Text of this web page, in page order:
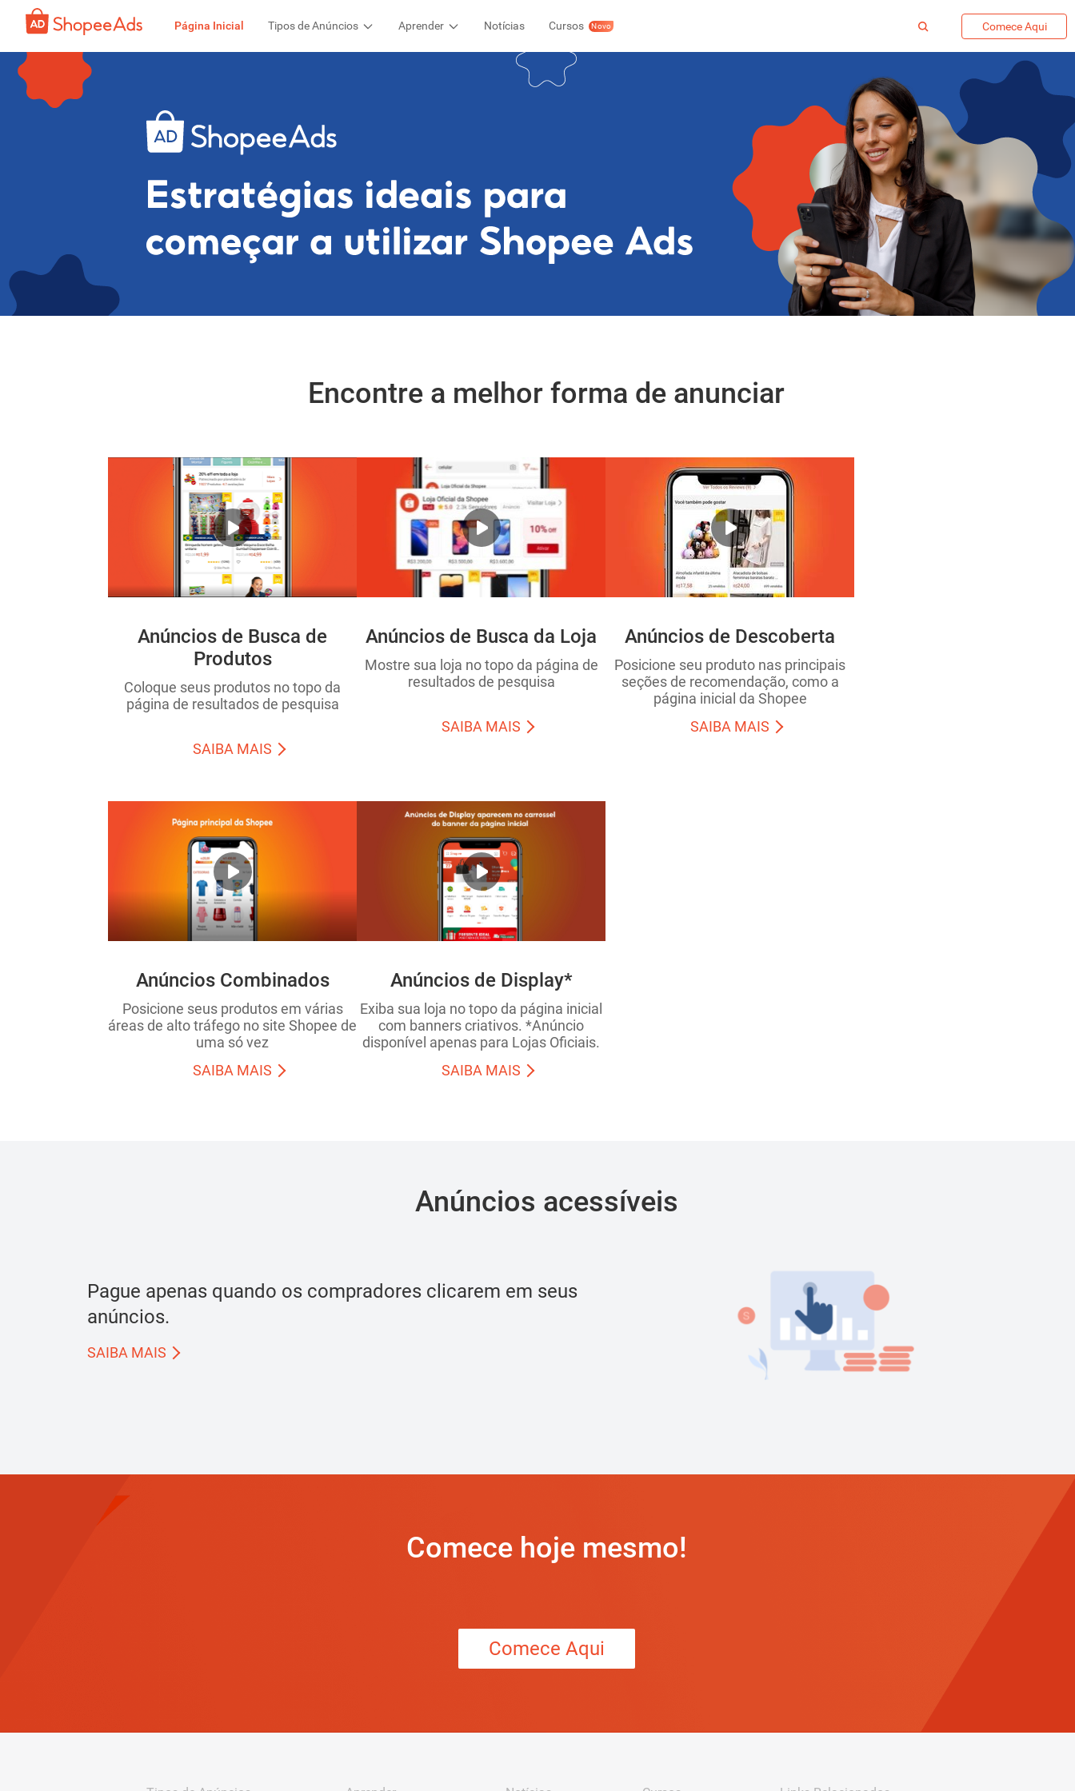
Página Inicial Tipos de Anúncios Aprender Notícias Cursos Novo Comece Aqui
Encontre a melhor forma de anunciar
Anúncios de Busca de
Produtos
Coloque seus produtos no topo da
página de resultados de pesquisa
SAIBA MAIS
Anúncios de Busca da Loja
Mostre sua loja no topo da página de
resultados de pesquisa
SAIBA MAIS
Anúncios de Descoberta
Posicione seu produto nas principais
seções de recomendação, como a
página inicial da Shopee
SAIBA MAIS
Anúncios Combinados
Posicione seus produtos em várias
áreas de alto tráfego no site Shopee de
uma só vez
SAIBA MAIS
Anúncios de Display*
Exiba sua loja no topo da página inicial
com banners criativos. *Anúncio
disponível apenas para Lojas Oficiais.
SAIBA MAIS
Anúncios acessíveis
Pague apenas quando os compradores clicarem em seus
anúncios.
SAIBA MAIS
Comece hoje mesmo!
Comece Aqui